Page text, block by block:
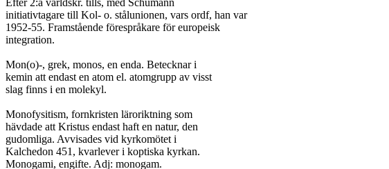
Efter 2:a världskr. tills, med Schumann
initiativtagare till Kol- o. stålunionen, vars ordf, han var
1952-55. Framstående förespråkare för europeisk
integration.
Mon(o)-, grek, monos, en enda. Betecknar i
kemin att endast en atom el. atomgrupp av visst
slag finns i en molekyl.
Monofysitism, fornkristen läroriktning som
hävdade att Kristus endast haft en natur, den
gudomliga. Avvisades vid kyrkomötet i
Kalchedon 451, kvarlever i koptiska kyrkan.
Monogami, engifte. Adj: monogam.